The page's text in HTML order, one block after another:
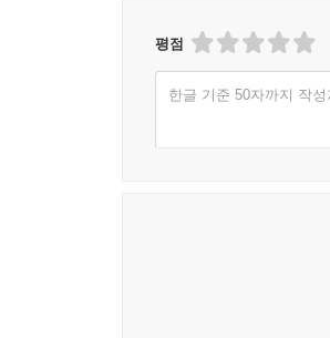
젊음을 유지할 수 있다는
노년을 맞는 비결, 나이 들
평점
한글 기준 50자까지 작성